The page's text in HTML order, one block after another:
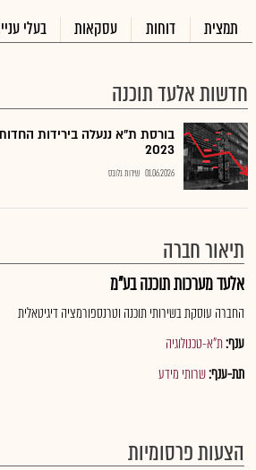
תמצית דוחות עסקאות בעלי
חדשות אלעד תוכנה
בורסת ת"א ננעלה בירידות
2023
01.06.2026 שירות גלובס
תיאור חברה
אלעד מערכות תוכנה בע"מ
החברה עוסקת בשירותי תוכנה וטרנספורמציה דיגיטאלית
ענף:ת"א-טכנולוגיה
תת-ענף:שרותי מידע
הצעות פרסומיות